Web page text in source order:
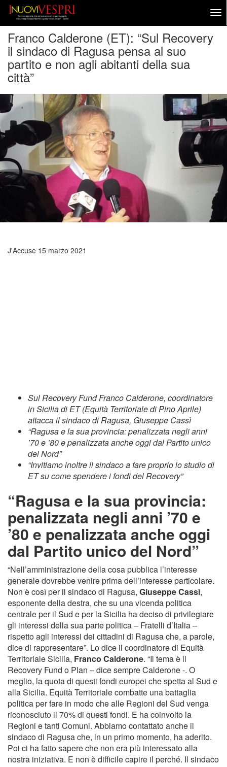
Franco Calderone (ET): “Sul Recovery
il sindaco di Ragusa pensa al suo
partito e non agli abitanti della sua
città”
J'Accuse 15 marzo 2021
Sul Recovery Fund Franco Calderone, coordinatore
in Sicilia di ET (Equità Territoriale di Pino Aprile)
attacca il sindaco di Ragusa, Giuseppe Cassì
“Ragusa e la sua provincia: penalizzata negli anni
’70 e ’80 e penalizzata anche oggi dal Partito unico
del Nord”
“Invitiamo inoltre il sindaco a fare proprio lo studio di
ET su come spendere i fondi del Recovery”
“Ragusa e la sua provincia:
penalizzata negli anni ’70 e
’80 e penalizzata anche oggi
dal Partito unico del Nord”
“Nell’amministrazione della cosa pubblica l’interesse
generale dovrebbe venire prima dell’interesse particolare.
Non è così per il sindaco di Ragusa, Giuseppe Cassì,
esponente della destra, che su una vicenda politica
centrale per il Sud e per la Sicilia ha deciso di privilegiare
gli interessi della sua parte politica – Fratelli d’Italia –
rispetto agli interessi dei cittadini di Ragusa che, a parole,
dice di rappresentare”. Lo dice il coordinatore di Equità
Territoriale Sicilia, Franco Calderone. “Il tema è il
Recovery Fund o Plan – dice sempre Calderone -. O
meglio, la quota di questi fondi europei che spetta al Sud e
alla Sicilia. Equità Territoriale combatte una battaglia
politica per fare in modo che alle Regioni del Sud venga
riconosciuto il 70% di questi fondi. E ha coinvolto la
Regioni e tanti Comuni. Abbiamo contattato anche il
sindaco di Ragusa che, in un primo momento, ha aderito.
Poi ci ha fatto sapere che non era più interessato alla
nostra iniziativa. E non è difficile capire il perché. Il sindaco